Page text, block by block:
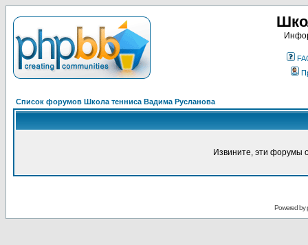
Список форумов Школа тенниса Вадима Русланова
Извините, эти форумы
Powered by